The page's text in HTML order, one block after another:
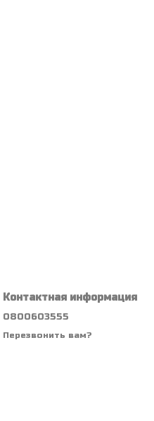
Контактная информация
0800603555
Перезвонить вам?